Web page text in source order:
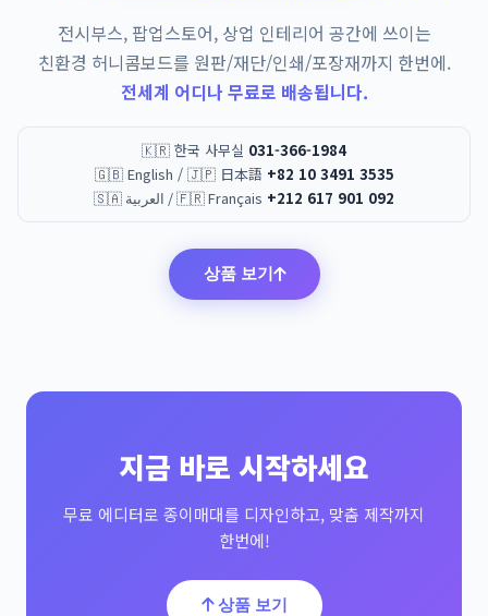
전시부스, 팝업스토어, 상업 인테리어 공간에 쓰이는
친환경 허니콤보드를 원판/재단/인쇄/포장재까지 한번에.
전세계 어디나 무료로 배송됩니다.
🇰🇷 한국 사무실 031-366-1984
🇬🇧 English / 🇯🇵 日本語 +82 10 3491 3535
🇸🇦 العربية / 🇫🇷 Français +212 617 901 092
상품 보기
지금 바로 시작하세요
무료 에디터로 종이매대를 디자인하고, 맞춤 제작까지
한번에!
상품 보기